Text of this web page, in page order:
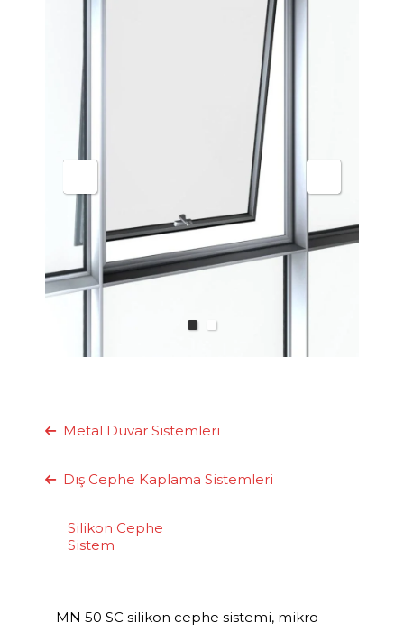
Metal Duvar Sistemleri
Dış Cephe Kaplama Sistemleri
Silikon Cephe
Sistem
– MN 50 SC silikon cephe sistemi, mikro